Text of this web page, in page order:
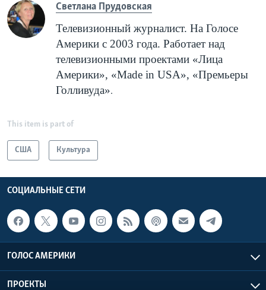
Cветлана Прудовская
Телевизионный журналист. На Голосе
Америки с 2003 года. Работает над
телевизионными проектами «Лица
Америки», «Made in USA», «Премьеры
Голливуда».
This item is part of
США Культура
СОЦИАЛЬНЫЕ СЕТИ
ГОЛОС АМЕРИКИ
ПРОЕКТЫ